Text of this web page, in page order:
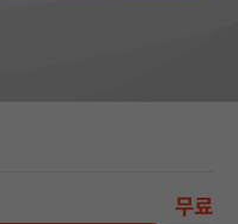
무료